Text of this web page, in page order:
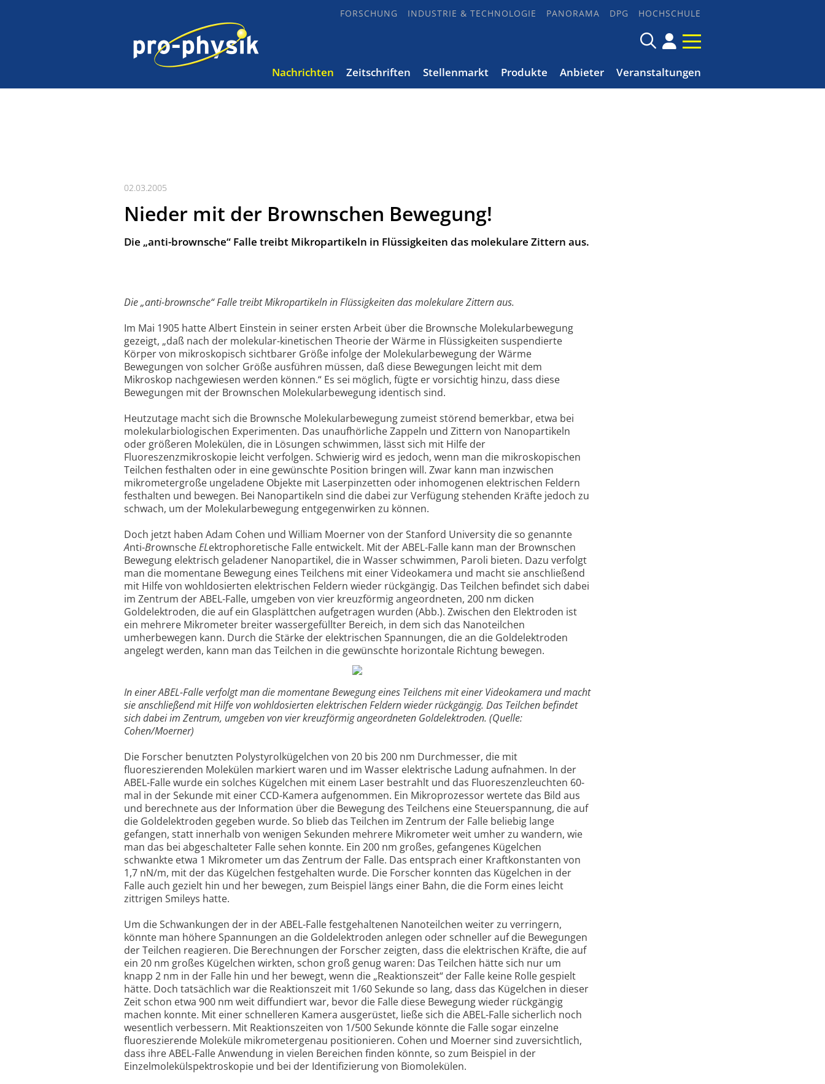
FORSCHUNG INDUSTRIE & TECHNOLOGIE PANORAMA DPG HOCHSCHULE
Nachrichten Zeitschriften Stellenmarkt Produkte Anbieter Veranstaltungen
02.03.2005
Nieder mit der Brownschen Bewegung!
Die „anti-brownsche“ Falle treibt Mikropartikeln in Flüssigkeiten das molekulare Zittern aus.
Die „anti-brownsche“ Falle treibt Mikropartikeln in Flüssigkeiten das molekulare Zittern aus.
Im Mai 1905 hatte Albert Einstein in seiner ersten Arbeit über die Brownsche Molekularbewegung
gezeigt, „daß nach der molekular-kinetischen Theorie der Wärme in Flüssigkeiten suspendierte
Körper von mikroskopisch sichtbarer Größe infolge der Molekularbewegung der Wärme
Bewegungen von solcher Größe ausführen müssen, daß diese Bewegungen leicht mit dem
Mikroskop nachgewiesen werden können.“ Es sei möglich, fügte er vorsichtig hinzu, dass diese
Bewegungen mit der Brownschen Molekularbewegung identisch sind.
Heutzutage macht sich die Brownsche Molekularbewegung zumeist störend bemerkbar, etwa bei
molekularbiologischen Experimenten. Das unaufhörliche Zappeln und Zittern von Nanopartikeln
oder größeren Molekülen, die in Lösungen schwimmen, lässt sich mit Hilfe der
Fluoreszenzmikroskopie leicht verfolgen. Schwierig wird es jedoch, wenn man die mikroskopischen
Teilchen festhalten oder in eine gewünschte Position bringen will. Zwar kann man inzwischen
mikrometergroße ungeladene Objekte mit Laserpinzetten oder inhomogenen elektrischen Feldern
festhalten und bewegen. Bei Nanopartikeln sind die dabei zur Verfügung stehenden Kräfte jedoch zu
schwach, um der Molekularbewegung entgegenwirken zu können.
Doch jetzt haben Adam Cohen und William Moerner von der Stanford University die so genannte
Anti-BrownscheELektrophoretische Falle entwickelt. Mit der ABEL-Falle kann man der Brownschen
Bewegung elektrisch geladener Nanopartikel, die in Wasser schwimmen, Paroli bieten. Dazu verfolgt
man die momentane Bewegung eines Teilchens mit einer Videokamera und macht sie anschließend
mit Hilfe von wohldosierten elektrischen Feldern wieder rückgängig. Das Teilchen befindet sich dabei
im Zentrum der ABEL-Falle, umgeben von vier kreuzförmig angeordneten, 200 nm dicken
Goldelektroden, die auf ein Glasplättchen aufgetragen wurden (Abb.). Zwischen den Elektroden ist
ein mehrere Mikrometer breiter wassergefüllter Bereich, in dem sich das Nanoteilchen
umherbewegen kann. Durch die Stärke der elektrischen Spannungen, die an die Goldelektroden
angelegt werden, kann man das Teilchen in die gewünschte horizontale Richtung bewegen.
In einer ABEL-Falle verfolgt man die momentane Bewegung eines Teilchens mit einer Videokamera und macht
sie anschließend mit Hilfe von wohldosierten elektrischen Feldern wieder rückgängig. Das Teilchen befindet
sich dabei im Zentrum, umgeben von vier kreuzförmig angeordneten Goldelektroden. (Quelle:
Cohen/Moerner)
Die Forscher benutzten Polystyrolkügelchen von 20 bis 200 nm Durchmesser, die mit
fluoreszierenden Molekülen markiert waren und im Wasser elektrische Ladung aufnahmen. In der
ABEL-Falle wurde ein solches Kügelchen mit einem Laser bestrahlt und das Fluoreszenzleuchten 60-
mal in der Sekunde mit einer CCD-Kamera aufgenommen. Ein Mikroprozessor wertete das Bild aus
und berechnete aus der Information über die Bewegung des Teilchens eine Steuerspannung, die auf
die Goldelektroden gegeben wurde. So blieb das Teilchen im Zentrum der Falle beliebig lange
gefangen, statt innerhalb von wenigen Sekunden mehrere Mikrometer weit umher zu wandern, wie
man das bei abgeschalteter Falle sehen konnte. Ein 200 nm großes, gefangenes Kügelchen
schwankte etwa 1 Mikrometer um das Zentrum der Falle. Das entsprach einer Kraftkonstanten von
1,7 nN/m, mit der das Kügelchen festgehalten wurde. Die Forscher konnten das Kügelchen in der
Falle auch gezielt hin und her bewegen, zum Beispiel längs einer Bahn, die die Form eines leicht
zittrigen Smileys hatte.
Um die Schwankungen der in der ABEL-Falle festgehaltenen Nanoteilchen weiter zu verringern,
könnte man höhere Spannungen an die Goldelektroden anlegen oder schneller auf die Bewegungen
der Teilchen reagieren. Die Berechnungen der Forscher zeigten, dass die elektrischen Kräfte, die auf
ein 20 nm großes Kügelchen wirkten, schon groß genug waren: Das Teilchen hätte sich nur um
knapp 2 nm in der Falle hin und her bewegt, wenn die „Reaktionszeit“ der Falle keine Rolle gespielt
hätte. Doch tatsächlich war die Reaktionszeit mit 1/60 Sekunde so lang, dass das Kügelchen in dieser
Zeit schon etwa 900 nm weit diffundiert war, bevor die Falle diese Bewegung wieder rückgängig
machen konnte. Mit einer schnelleren Kamera ausgerüstet, ließe sich die ABEL-Falle sicherlich noch
wesentlich verbessern. Mit Reaktionszeiten von 1/500 Sekunde könnte die Falle sogar einzelne
fluoreszierende Moleküle mikrometergenau positionieren. Cohen und Moerner sind zuversichtlich,
dass ihre ABEL-Falle Anwendung in vielen Bereichen finden könnte, so zum Beispiel in der
Einzelmolekülspektroskopie und bei der Identifizierung von Biomolekülen.